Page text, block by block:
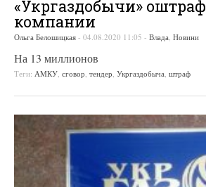
«Укргаздобычи»
компании
Ольга Белошицкая - 04.08.2020 11:05 - Влада Новини
На 13 миллионов
Теги: АМКУ сговор тендер Укргаздобыча штраф